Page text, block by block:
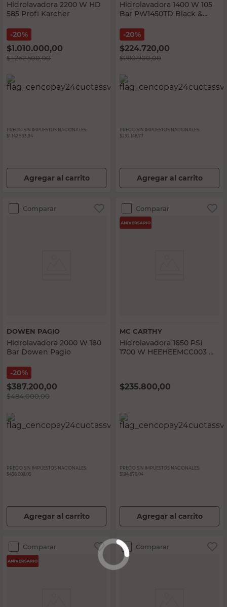
Hidrolavadora 2200 W HD
585 Profi Karcher
20%
$1.010.000,00
$1.262.500,00
PRECIO SIN IMPUESTOS NACIONALES:
$1.142.533,94
Agregar al carrito
Hidrolavadora 1400 W 105
Bar PW1450TD Black &
20%
$224.720,00
$280.900,00
PRECIO SIN IMPUESTOS NACIONALES:
$232.148,77
Agregar al carrito
Comparar
DOWEN PAGIO
Hidrolavadora 2000 W 180
Bar Dowen Pagio
20%
$387.200,00
$484.000,00
PRECIO SIN IMPUESTOS NACIONALES:
$438.009,05
Agregar al carrito
Comparar
MC CARTHY
Hidrolavadora 1650 PSI
1700 W HEEHEEMCC003 Mc
$235.800,00
PRECIO SIN IMPUESTOS NACIONALES:
$194.876,04
Agregar al carrito
Comparar Comparar